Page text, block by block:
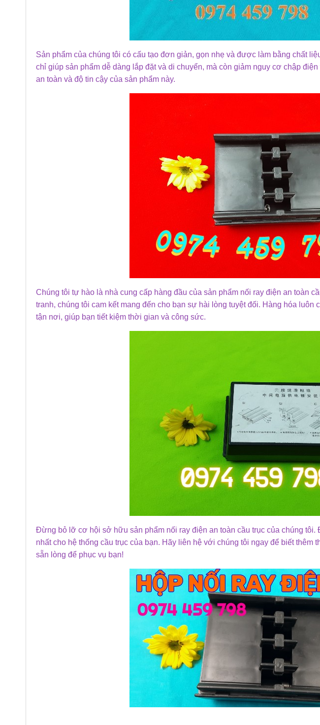
Sản phẩm của chúng tôi có cấu tạo đơn giản, gọn nhẹ và được làm bằng chất
chỉ giúp sản phẩm dễ dàng lắp đặt và di chuyển, mà còn giảm nguy cơ chập
an toàn và độ tin cậy của sản phẩm này.
Chúng tôi tự hào là nhà cung cấp hàng đầu của sản phẩm nối ray điện an toàn
tranh, chúng tôi cam kết mang đến cho bạn sự hài lòng tuyệt đối. Hàng hóa luôn
tận nơi, giúp bạn tiết kiệm thời gian và công sức.
Đừng bỏ lỡ cơ hội sở hữu sản phẩm nối ray điện an toàn cầu trục của chúng tôi.
nhất cho hệ thống cầu trục của bạn. Hãy liên hệ với chúng tôi ngay để biết thêm
sẵn lòng để phục vụ bạn!